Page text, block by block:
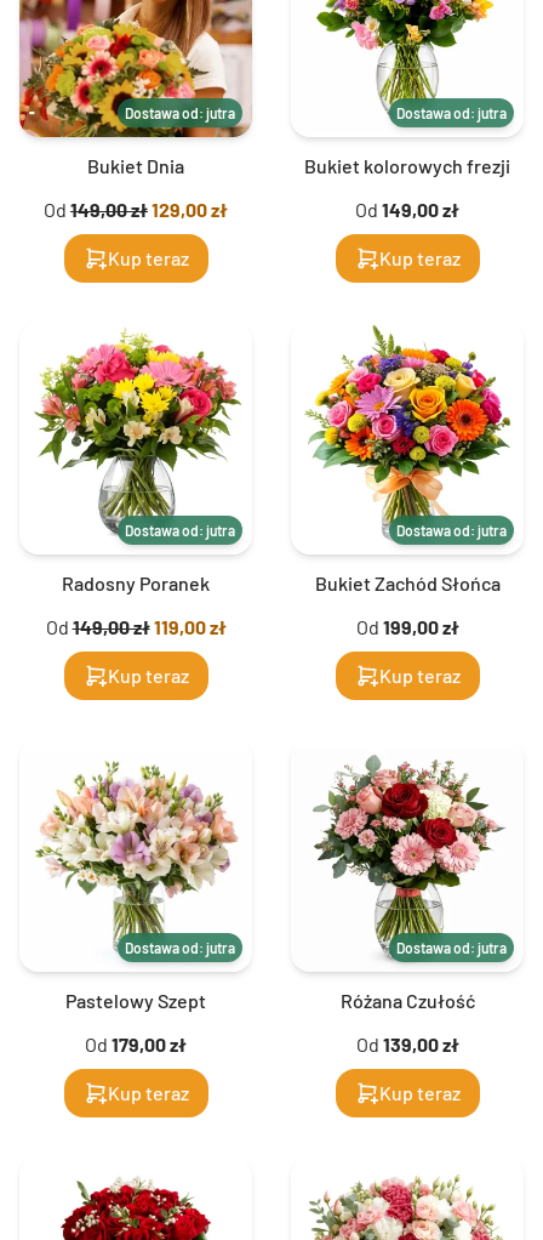
Dostawa od: jutra
Bukiet Dnia
Od 149,00 zł129,00 zł
Kup teraz
Dostawa od: jutra
Bukiet kolorowych frezji
Od 149,00 zł
Kup teraz
Dostawa od: jutra
Radosny Poranek
Od149,00 zł119,00 zł
Kup teraz
Dostawa od: jutra
Bukiet Zachód Słońca
Od 199,00 zł
Kup teraz
Dostawa od: jutra
Pastelowy Szept
Od 179,00 zł
Kup teraz
Dostawa od: jutra
Różana Czułość
Od 139,00 zł
Kup teraz